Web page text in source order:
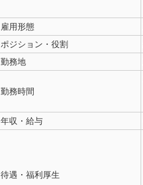
雇用形態
ポジション・役割
勤務地
勤務時間
年収・給与
待遇・福利厚生